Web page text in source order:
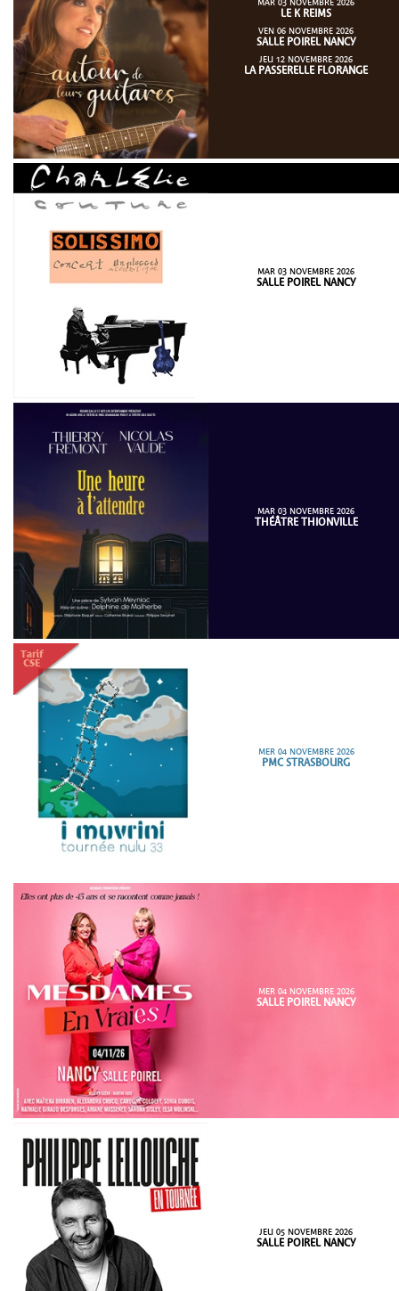
MAR 03 NOVEMBRE 2026
LE K REIMS
VEN 06 NOVEMBRE 2026
SALLE POIREL NANCY
JEU 12 NOVEMBRE 2026
LA PASSERELLE FLORANGE
MAR 03 NOVEMBRE 2026
SALLE POIREL NANCY
MAR 03 NOVEMBRE 2026
THÉÂTRE THIONVILLE
MER 04 NOVEMBRE 2026
PMC STRASBOURG
MER 04 NOVEMBRE 2026
SALLE POIREL NANCY
JEU 05 NOVEMBRE 2026
SALLE POIREL NANCY